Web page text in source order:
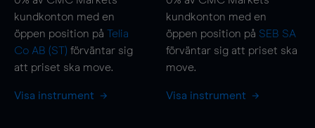
kundkonton med en
öppen position på Telia
Co AB (ST) förväntar sig
att priset ska move.
Visa instrument
kundkonton med en
öppen position på SEB SA
förväntar sig att priset ska
move.
Visa instrument